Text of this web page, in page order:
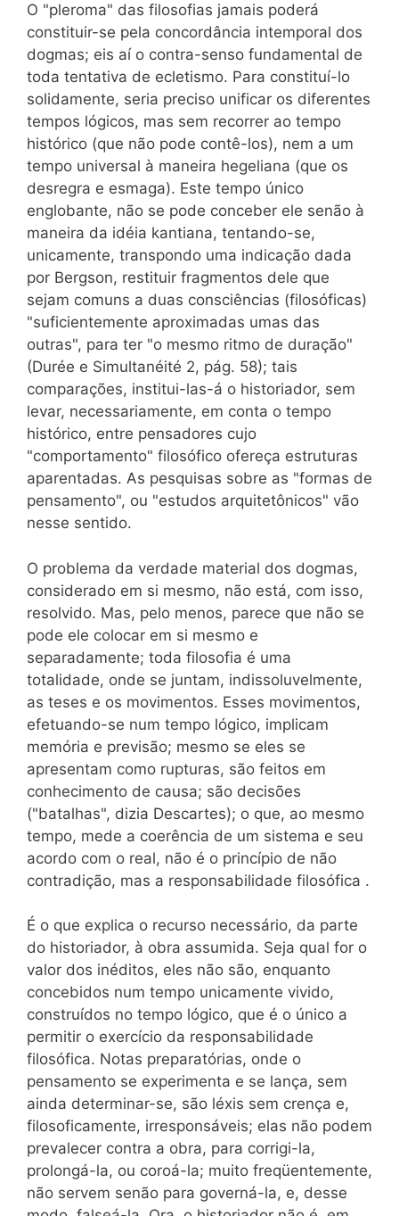
O "pleroma" das filosofias jamais poderá
constituir-se pela concordância intemporal dos
dogmas; eis aí o contra-senso fundamental de
toda tentativa de ecletismo. Para constituí-lo
solidamente, seria preciso unificar os diferentes
tempos lógicos, mas sem recorrer ao tempo
histórico (que não pode contê-los), nem a um
tempo universal à maneira hegeliana (que os
desregra e esmaga). Este tempo único
englobante, não se pode conceber ele senão à
maneira da idéia kantiana, tentando-se,
unicamente, transpondo uma indicação dada
por Bergson, restituir fragmentos dele que
sejam comuns a duas consciências (filosóficas)
"suficientemente aproximadas umas das
outras", para ter "o mesmo ritmo de duração"
(Durée e Simultanéité 2, pág. 58); tais
comparações, institui-las-á o historiador, sem
levar, necessariamente, em conta o tempo
histórico, entre pensadores cujo
"comportamento" filosófico ofereça estruturas
aparentadas. As pesquisas sobre as "formas de
pensamento", ou "estudos arquitetônicos" vão
nesse sentido.
O problema da verdade material dos dogmas,
considerado em si mesmo, não está, com isso,
resolvido. Mas, pelo menos, parece que não se
pode ele colocar em si mesmo e
separadamente; toda filosofia é uma
totalidade, onde se juntam, indissoluvelmente,
as teses e os movimentos. Esses movimentos,
efetuando-se num tempo lógico, implicam
memória e previsão; mesmo se eles se
apresentam como rupturas, são feitos em
conhecimento de causa; são decisões
("batalhas", dizia Descartes); o que, ao mesmo
tempo, mede a coerência de um sistema e seu
acordo com o real, não é o princípio de não
contradição, mas a responsabilidade filosófica .
É o que explica o recurso necessário, da parte
do historiador, à obra assumida. Seja qual for o
valor dos inéditos, eles não são, enquanto
concebidos num tempo unicamente vivido,
construídos no tempo lógico, que é o único a
permitir o exercício da responsabilidade
filosófica. Notas preparatórias, onde o
pensamento se experimenta e se lança, sem
ainda determinar-se, são léxis sem crença e,
filosoficamente, irresponsáveis; elas não podem
prevalecer contra a obra, para corrigi-la,
prolongá-la, ou coroá-la; muito freqüentemente,
não servem senão para governá-la, e, desse